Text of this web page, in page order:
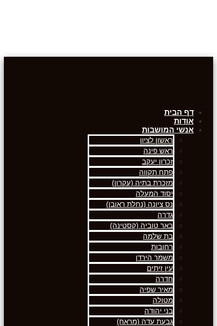
דף הבית
אודות
אנשי המושבות
ראשון לציון
ראש פינה
זכרון יעקב
פתח תקווה
מזכרת בתיה (עקרון)
יסוד המעלה
נס ציונה (נחלת ראובן)
גדרה
באר טוביה (קסטינה)
בת שלמה
רחובות
משמר הירדן
עין זיתים
חדרה
מאיר שפיה
מטולה
בני יהודה
גבעת עדה (מראח)